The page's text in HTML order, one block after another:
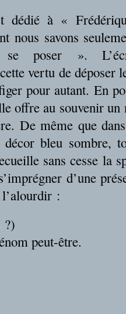
dédié à «
nous savons
se poser ».
vertu de déposer
pour autant. En
offre au souvenir
De même que
bleu sombre,
sans cesse la
d’une
:
?)
peut-être.